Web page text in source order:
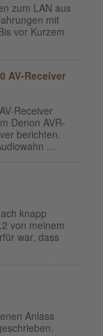
zum LAN aus
mit
vor Kurzem
AV-Receiver
Receiver
Denon AVR-
berichten.
...
knapp
von meinem
war, dass
Anlass